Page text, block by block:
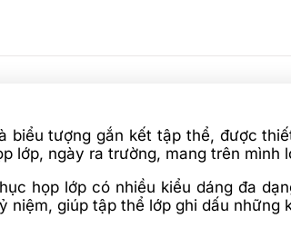
tượng gắn kết tập thể, được
lớp, ngày ra trường, mang trên
họp lớp có nhiều kiểu dáng đa
giúp tập thể lớp ghi dấu những